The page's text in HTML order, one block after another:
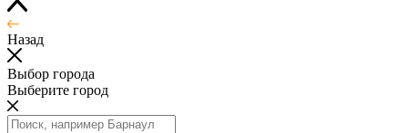
Назад
Выбор города
Выберите город